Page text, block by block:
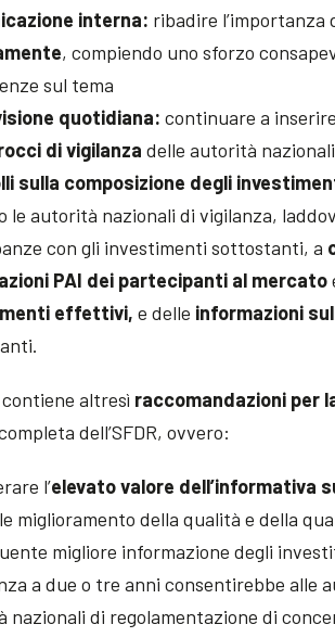
interna: ribadire l’importanza
, compiendo uno sforzo
sul tema
quotidiana: continuare a
di vigilanza delle autorità
sulla composizione degli
le autorità nazionali di vigilanza,
con gli investimenti sottostanti, a
PAI dei partecipanti al mercato
effettivi, e delle informazioni
altresì raccomandazioni per
dell’SFDR, ovvero:
l’elevato valore dell’informativa
miglioramento della qualità e della
migliore informazione degli
a due o tre anni consentirebbe alle
nazionali di regolamentazione di